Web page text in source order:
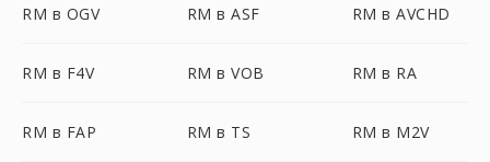
RM в OGV RM в ASF RM в AVCHD
RM в F4V RM в VOB RM в RA
RM в FAP RM в TS RM в M2V